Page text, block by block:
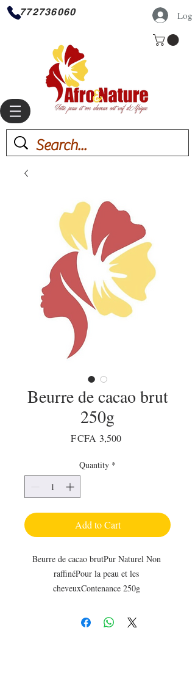
Log
772736060
Beurre de cacao brut
250g
F CFA 3,500Price
Quantity *
Add to Cart
Beurre de cacao brutPur Naturel Non
raffinéPour la peau et les
cheveuxContenance 250g